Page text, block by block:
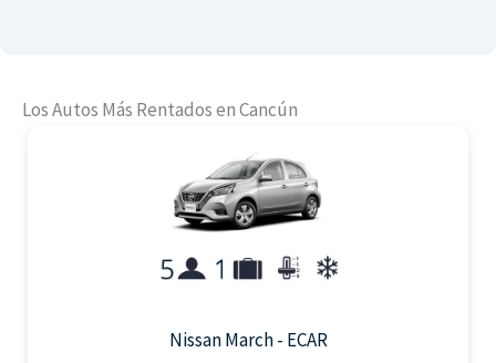
Los Autos Más Rentados en Cancún
Nissan March - ECAR